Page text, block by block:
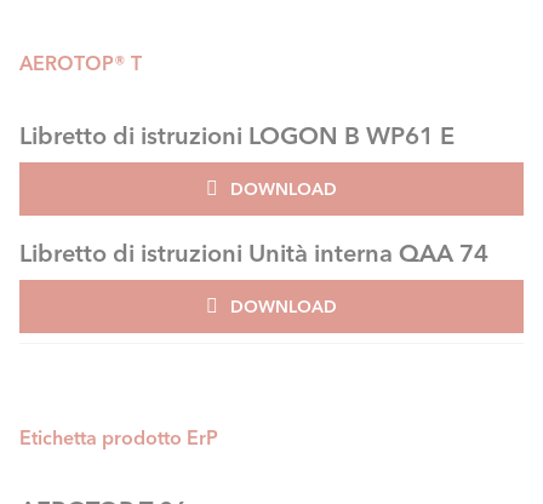
AEROTOP® T
Libretto di istruzioni LOGON B WP61 E
DOWNLOAD
Libretto di istruzioni Unità interna QAA 74
DOWNLOAD
Etichetta prodotto ErP